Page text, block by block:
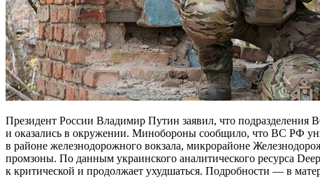
Президент России Владимир Путин заявил, что
и оказались в окружении. Минобороны сообщило, что ВС РФ
в районе железнодорожного вокзала, микрорайоне
промзоны. По данным украинского аналитического ресурса
к критической и продолжает ухудшаться. Подробности — в